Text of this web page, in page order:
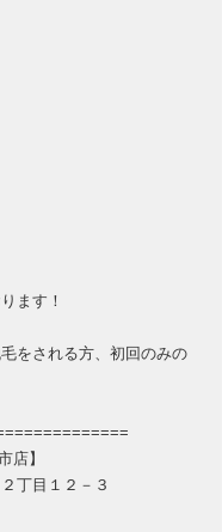
ます！
をされる方、初回のみの
店】
丁目１２－３